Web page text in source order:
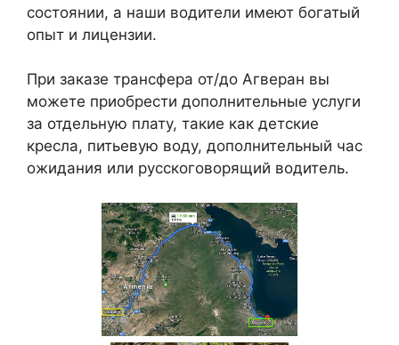
состоянии, а наши водители имеют богатый
опыт и лицензии.
При заказе трансфера от/до Агверан вы
можете приобрести дополнительные услуги
за отдельную плату, такие как детские
кресла, питьевую воду, дополнительный час
ожидания или русскоговорящий водитель.